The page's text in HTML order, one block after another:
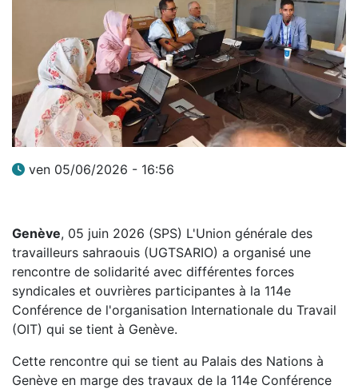
ven 05/06/2026 - 16:56
Genève, 05 juin 2026 (SPS) L'Union générale des
travailleurs sahraouis (UGTSARIO) a organisé une
rencontre de solidarité avec différentes forces
syndicales et ouvrières participantes à la 114e
Conférence de l'organisation Internationale du Travail
(OIT) qui se tient à Genève.
Cette rencontre qui se tient au Palais des Nations à
Genève en marge des travaux de la 114e Conférence